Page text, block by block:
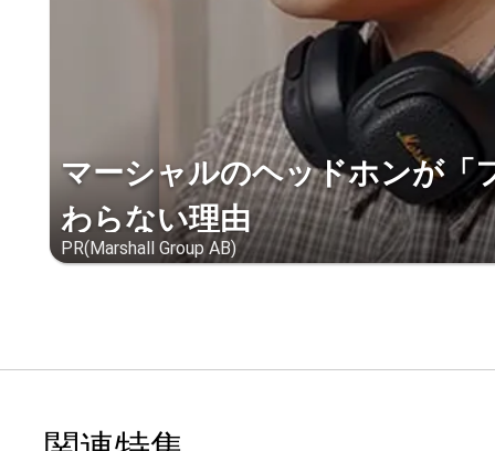
マーシャルのヘッドホンが「
わらない理由
PR(Marshall Group AB)